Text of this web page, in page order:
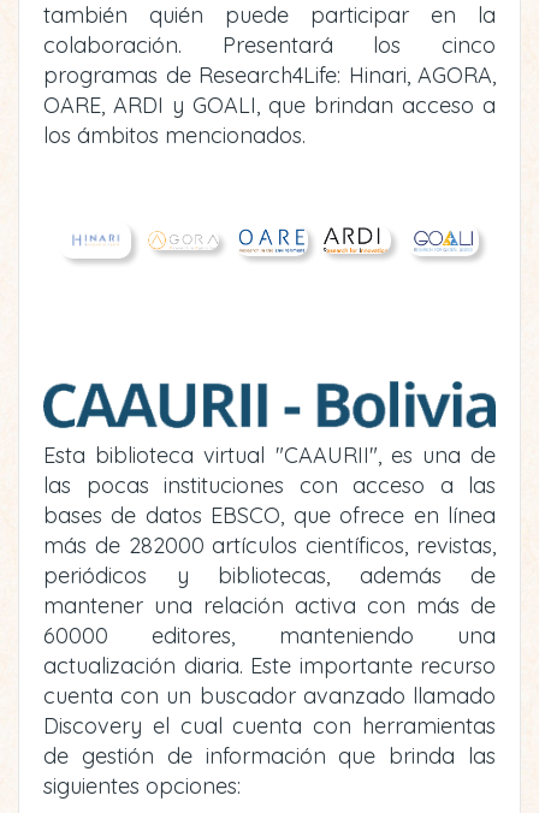
también quién puede participar en la
colaboración. Presentará los cinco
programas de Research4Life: Hinari, AGORA,
OARE, ARDI y GOALI, que brindan acceso a
los ámbitos mencionados.
Esta biblioteca virtual "CAAURII", es una de
las pocas instituciones con acceso a las
bases de datos EBSCO, que ofrece en línea
más de 282000 artículos científicos, revistas,
periódicos y bibliotecas, además de
mantener una relación activa con más de
60000 editores, manteniendo una
actualización diaria. Este importante recurso
cuenta con un buscador avanzado llamado
Discovery el cual cuenta con herramientas
de gestión de información que brinda las
siguientes opciones: